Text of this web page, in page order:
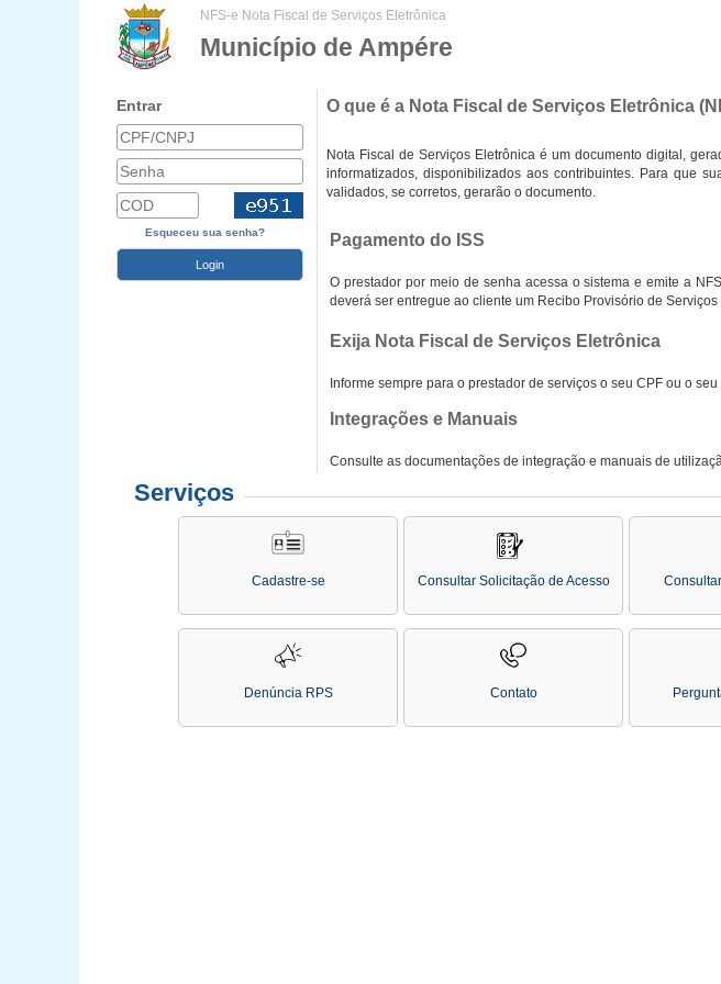
NFS-e Nota Fiscal de Serviços Eletrônica
Município de Ampére
Entrar
Esqueceu sua senha?
O que é a Nota Fiscal de Serviços Eletrônica
Nota Fiscal de Serviços Eletrônica é um documento digital,
informatizados, disponibilizados aos contribuintes. Para que
validados, se corretos, gerarão o documento.
Pagamento do ISS
O prestador por meio de senha acessa o sistema e emite a
deverá ser entregue ao cliente um Recibo Provisório de Serviços
Exija Nota Fiscal de Serviços Eletrônica
Informe sempre para o prestador de serviços o seu CPF ou o
Integrações e Manuais
Consulte as documentações de integração e manuais de
Serviços
Cadastre-se Consultar Solicitação de Acesso
Denúncia RPS Contato